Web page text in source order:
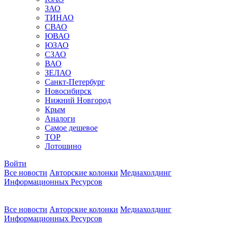
ЗАО
ТИНАО
СВАО
ЮВАО
ЮЗАО
СЗАО
ВАО
ЗЕЛАО
Санкт-Петербург
Новосибирск
Нижний Новгород
Крым
Аналоги
Самое дешевое
TOP
Лотошино
Войти
Все новости Авторские колонки Медиахолдинг
Информационных Ресурсов
Все новости Авторские колонки Медиахолдинг
Информационных Ресурсов